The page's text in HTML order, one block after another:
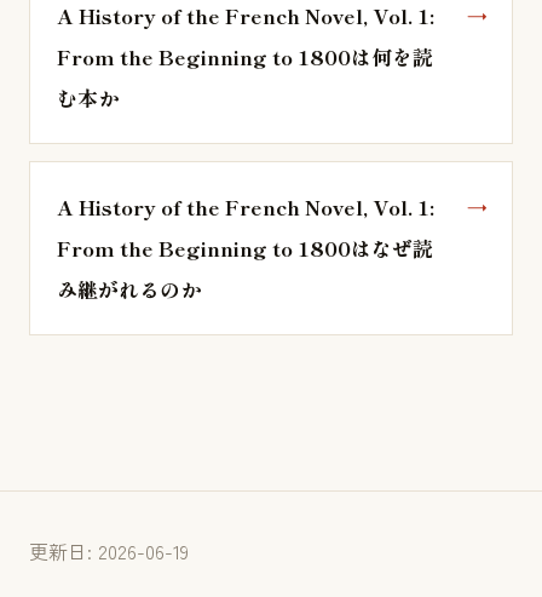
A History of the French Novel, Vol. 1:
From the Beginning to 1800は何を読
む本か
A History of the French Novel, Vol. 1:
From the Beginning to 1800はなぜ読
み継がれるのか
更新日: 2026-06-19